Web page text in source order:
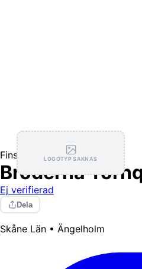
LOGOTYP SAKNAS
Finsnickeri
Bröderna
Ej verifierad
Dela
Skåne Län • Ängelholm